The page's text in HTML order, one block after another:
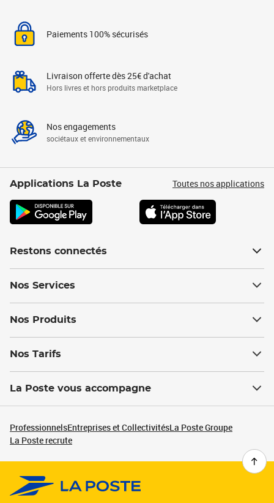
Paiements 100% sécurisés
Livraison offerte dès 25€ d'achat
Hors livres et hors produits marketplace
Nos engagements
sociétaux et environnementaux
Applications La Poste Toutes nos applications
Restons connectés
Nos Services
Nos Produits
Nos Tarifs
La Poste vous accompagne
ProfessionnelsEntreprises et CollectivitésLa Poste Groupe
La Poste recrute